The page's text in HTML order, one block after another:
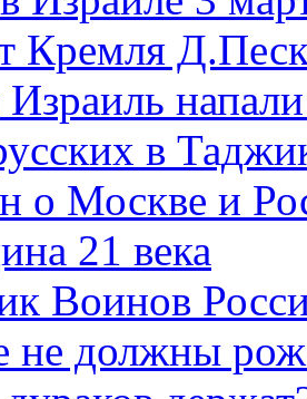
Кремля
в
о Москве и
21 века
Воинов
не должны